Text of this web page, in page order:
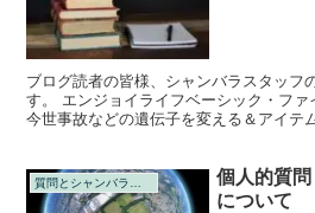
ブログ読者の皆様、シャンバラスタッフ
す。 エンジョイライフベーシック・ファ
今世事故などの遺伝子を変える＆アイテ
質問とシャンバラの回答
個人的質
について